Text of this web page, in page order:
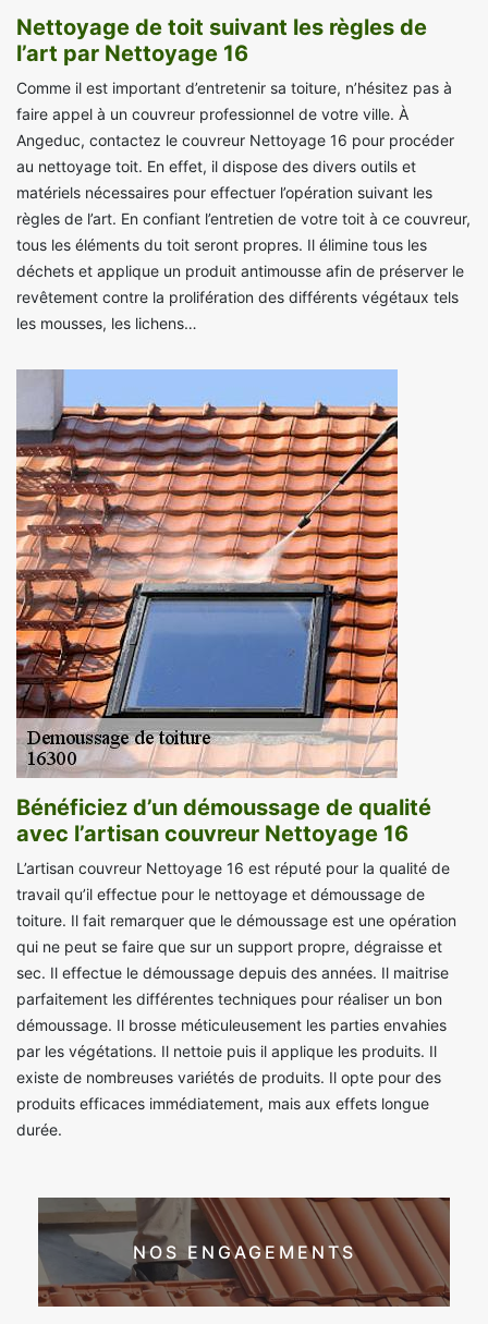
Nettoyage de toit suivant les règles de
l’art par Nettoyage 16
Comme il est important d’entretenir sa toiture, n’hésitez pas à
faire appel à un couvreur professionnel de votre ville. À
Angeduc, contactez le couvreur Nettoyage 16 pour procéder
au nettoyage toit. En effet, il dispose des divers outils et
matériels nécessaires pour effectuer l’opération suivant les
règles de l’art. En confiant l’entretien de votre toit à ce couvreur,
tous les éléments du toit seront propres. Il élimine tous les
déchets et applique un produit antimousse afin de préserver le
revêtement contre la prolifération des différents végétaux tels
les mousses, les lichens…
Bénéficiez d’un démoussage de qualité
avec l’artisan couvreur Nettoyage 16
L’artisan couvreur Nettoyage 16 est réputé pour la qualité de
travail qu’il effectue pour le nettoyage et démoussage de
toiture. Il fait remarquer que le démoussage est une opération
qui ne peut se faire que sur un support propre, dégraisse et
sec. Il effectue le démoussage depuis des années. Il maitrise
parfaitement les différentes techniques pour réaliser un bon
démoussage. Il brosse méticuleusement les parties envahies
par les végétations. Il nettoie puis il applique les produits. Il
existe de nombreuses variétés de produits. Il opte pour des
produits efficaces immédiatement, mais aux effets longue
durée.
NOS ENGAGEMENTS